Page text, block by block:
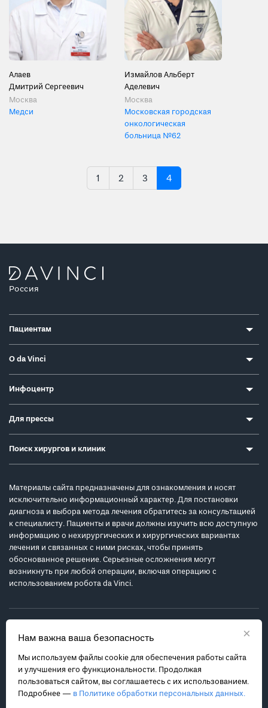
Алаев
Дмитрий Сергеевич
Москва
Медси
Измайлов Альберт
Аделевич
Москва
Московская городская
онкологическая
больница №62
1 2 3 4
×
Нам важна ваша безопасность
Мы используем файлы cookie для обеспечения работы сайта
и улучшения его функциональности. Продолжая
пользоваться сайтом, вы соглашаетесь с их использованием.
Подробнее — в Политике обработки персональных данных.
Россия
Пациентам
О da Vinci
Инфоцентр
Для прессы
Поиск хирургов и клиник
Материалы сайта предназначены для ознакомления и носят
исключительно информационный характер. Для постановки
диагноза и выбора метода лечения обратитесь за консультацией
к специалисту. Пациенты и врачи должны изучить всю доступную
информацию о нехирургических и хирургических вариантах
лечения и связанных с ними рисках, чтобы принять
обоснованное решение. Серьезные осложнения могут
возникнуть при любой операции, включая операцию с
использованием робота da Vinci.
Политика обработки персональных данных
Соглашение с пользователем
Карта сайта